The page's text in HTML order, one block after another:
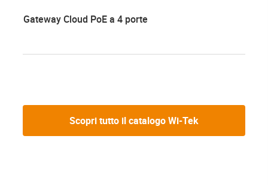
Gateway Cloud PoE a 4 porte
Scopri tutto il catalogo Wi-Tek